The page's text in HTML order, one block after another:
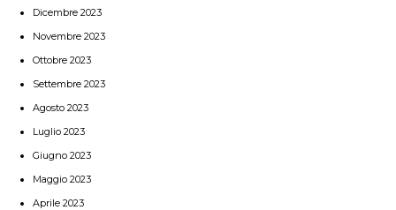
Dicembre 2023
Novembre 2023
Ottobre 2023
Settembre 2023
Agosto 2023
Luglio 2023
Giugno 2023
Maggio 2023
Aprile 2023